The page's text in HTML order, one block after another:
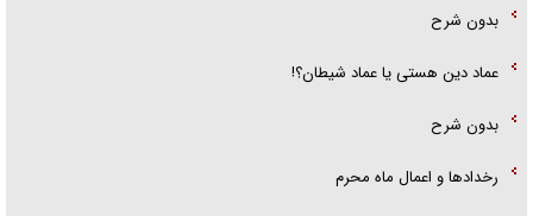
بدون شرح
عماد دین هستی یا عماد شیطان؟!
بدون شرح
رخداد‌ها و اعمال ماه محرم